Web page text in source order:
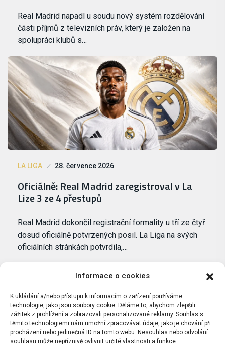
Informace o cookies
K ukládání a/nebo přístupu k informacím o zařízení používáme
technologie, jako jsou soubory cookie. Děláme to, abychom zlepšili
zážitek z prohlížení a zobrazovali personalizované reklamy. Souhlas s
těmito technologiemi nám umožní zpracovávat údaje, jako je chování při
procházení nebo jedinečná ID na tomto webu. Nesouhlas nebo odvolání
souhlasu může nepříznivě ovlivnit určité vlastnosti a funkce.
Real Madrid napadl u soudu nový systém rozdělování
části příjmů z televizních práv, který je založen na
spolupráci klubů s…
LA LIGA 28. července 2026
Oficiálně: Real Madrid zaregistroval v La
Lize 3 ze 4 přestupů
Real Madrid dokončil registrační formality u tří ze čtyř
dosud oficiálně potvrzených posil. La Liga na svých
oficiálních stránkách potvrdila,…